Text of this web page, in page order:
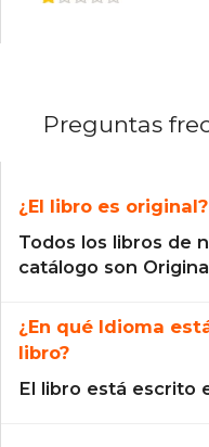
Preguntas
¿El libro es original?
Todos los libros de
catálogo son
¿En qué Idioma
libro?
El libro está escrito